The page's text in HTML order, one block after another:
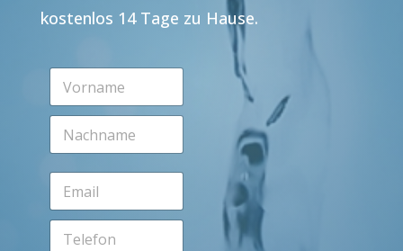
kostenlos 14 Tage zu Hause.
V
r
m
e
N
c
h
a
m
E
a
T